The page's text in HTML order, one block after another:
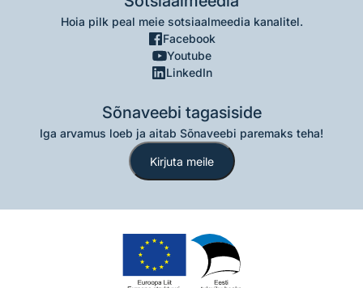
Hoia pilk peal meie sotsiaalmeedia kanalitel.
Facebook
Youtube
LinkedIn
Sõnaveebi tagasiside
Iga arvamus loeb ja aitab Sõnaveebi paremaks teha!
Kirjuta meile